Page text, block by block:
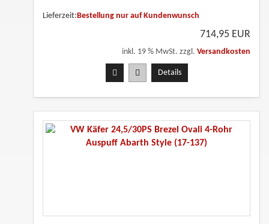
Lieferzeit: Bestellung nur auf Kundenwunsch
714,95 EUR
inkl. 19 % MwSt. zzgl. Versandkosten
Details